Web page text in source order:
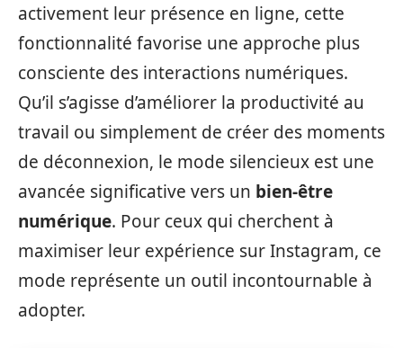
activement leur présence en ligne, cette
fonctionnalité favorise une approche plus
consciente des interactions numériques.
Qu’il s’agisse d’améliorer la productivité au
travail ou simplement de créer des moments
de déconnexion, le mode silencieux est une
avancée significative vers un bien-être
numérique. Pour ceux qui cherchent à
maximiser leur expérience sur Instagram, ce
mode représente un outil incontournable à
adopter.